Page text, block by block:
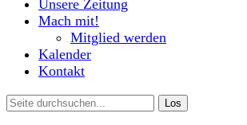
Unsere Zeitung
Mach mit!
Mitglied werden
Kalender
Kontakt